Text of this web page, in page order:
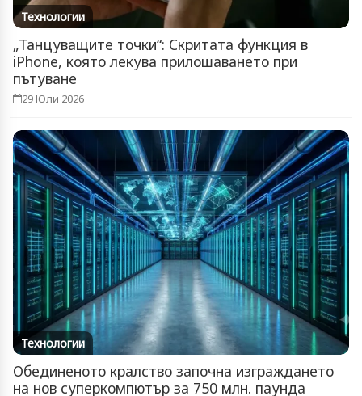
Технологии
„Танцуващите точки“: Скритата функция в
iPhone, която лекува прилошаването при
пътуване
29 Юли 2026
Технологии
Обединеното кралство започна изграждането
на нов суперкомпютър за 750 млн. паунда